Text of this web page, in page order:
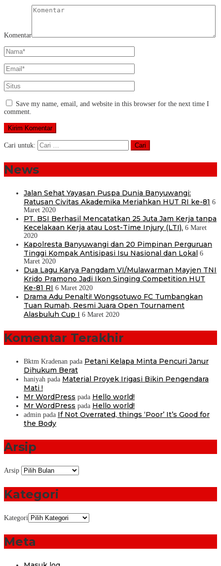
Komentar
Save my name, email, and website in this browser for the next time I
comment.
Cari untuk:
News
Jalan Sehat Yayasan Puspa Dunia Banyuwangi:
Ratusan Civitas Akademika Meriahkan HUT RI ke-81 6
Maret 2020
PT. BSI Berhasil Mencatatkan 25 Juta Jam Kerja tanpa
Kecelakaan Kerja atau Lost-Time Injury (LTI). 6 Maret
2020
Kapolresta Banyuwangi dan 20 Pimpinan Perguruan
Tinggi Kompak Antisipasi Isu Nasional dan Lokal 6
Maret 2020
Dua Lagu Karya Pangdam VI/Mulawarman Mayjen TNI
Krido Pramono Jadi Ikon Singing Competition HUT
Ke-81 RI 6 Maret 2020
Drama Adu Penalti! Wongsotuwo FC Tumbangkan
Tuan Rumah, Resmi Juara Open Tournament
Alasbuluh Cup I 6 Maret 2020
Komentar Terakhir
Bktm Kradenan pada Petani Kelapa Minta Pencuri Janur
Dihukum Berat
haniyah pada Material Proyek Irigasi Bikin Pengendara
Mati !
Mr WordPress pada Hello world!
Mr WordPress pada Hello world!
admin pada If Not Overrated, things ‘Poor’ It’s Good for
the Body
Arsip
Arsip
Kategori
Kategori
Meta